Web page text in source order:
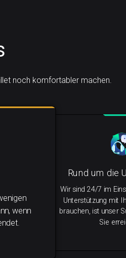
noch komfortabler machen.
wenn
Rund um die
Wir sind 24/7 im
Unterstützung mit
brauchen, ist unser
Sie